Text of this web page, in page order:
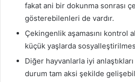
fakat ani bir dokunma sonrası
gösterebilenleri de vardır.
Çekingenlik aşamasını kontrol
küçük yaşlarda
Diğer hayvanlarla iyi
durum tam aksi şekilde